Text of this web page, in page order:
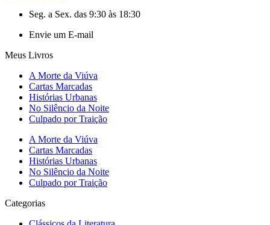
Seg. a Sex. das 9:30 às 18:30
Envie um E-mail
Meus Livros
A Morte da Viúva
Cartas Marcadas
Histórias Urbanas
No Silêncio da Noite
Culpado por Traição
A Morte da Viúva
Cartas Marcadas
Histórias Urbanas
No Silêncio da Noite
Culpado por Traição
Categorias